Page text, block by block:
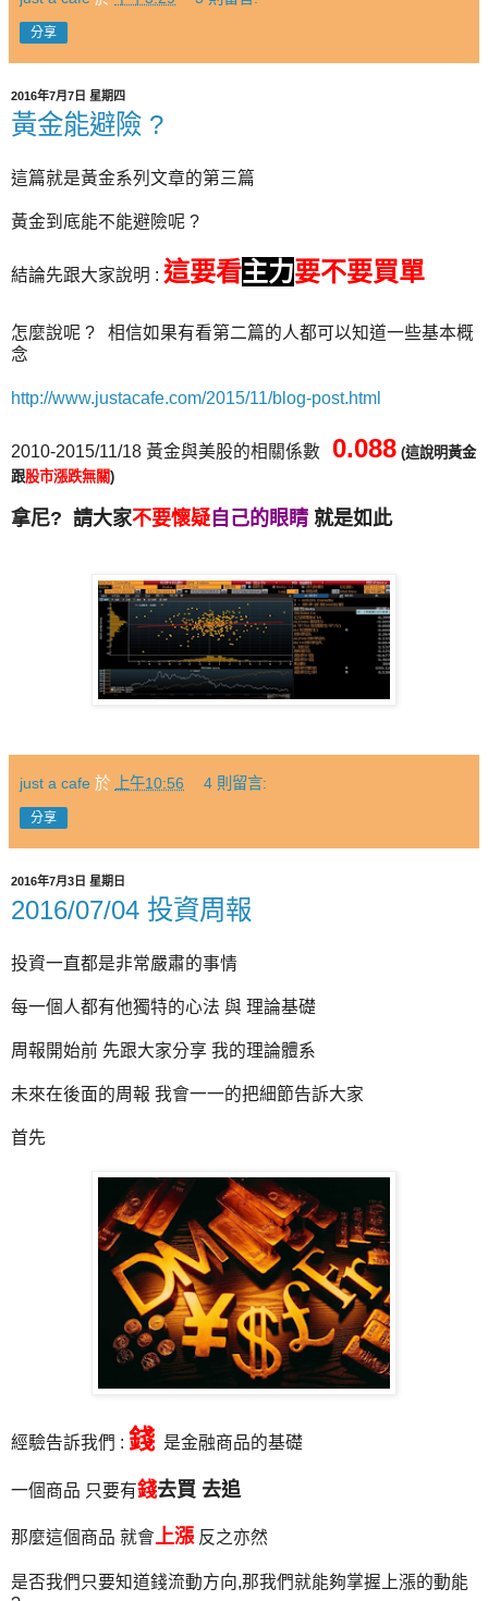
分享
2016年7月7日 星期四
黃金能避險 ?
這篇就是黃金系列文章的第三篇
黃金到底能不能避險呢 ?
結論先跟大家說明 : 這要看主力要不要買單
怎麼說呢 ? 相信如果有看第二篇的人都可以知道一些基本概
念
http://www.justacafe.com/2015/11/blog-post.html
2010-2015/11/18 黃金與美股的相關係數 0.088 (這說明黃金
跟股市漲跌無關)
拿尼? 請大家不要懷疑自己的眼睛 就是如此
just a cafe 於 上午10:56 4 則留言:
分享
2016年7月3日 星期日
2016/07/04 投資周報
投資一直都是非常嚴肅的事情
每一個人都有他獨特的心法 與 理論基礎
周報開始前 先跟大家分享 我的理論體系
未來在後面的周報 我會一一的把細節告訴大家
首先
經驗告訴我們 : 錢是金融商品的基礎
一個商品 只要有錢去買 去追
那麼這個商品 就會 上漲 反之亦然
是否我們只要知道錢流動方向,那我們就能夠掌握上漲的動能